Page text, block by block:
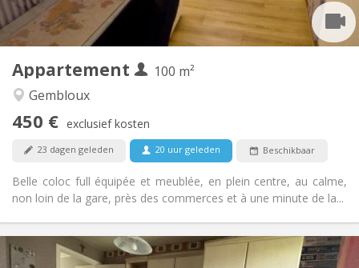
Appartement
100 m²
Gembloux
450 € exclusief kosten
23 dagen geleden 20 uur geleden Beschikbaar
Belle coloc full équipée et meublée, en plein centre, au calme,
non loin de la gare, près des commerces et à une minute de la...
Badkamer:
Gemeenschappelijk
Keuken:
Gemeenschappelijk
Oppervlakte:
100 m
Huisdieren:
Nee
Praktische Informatie